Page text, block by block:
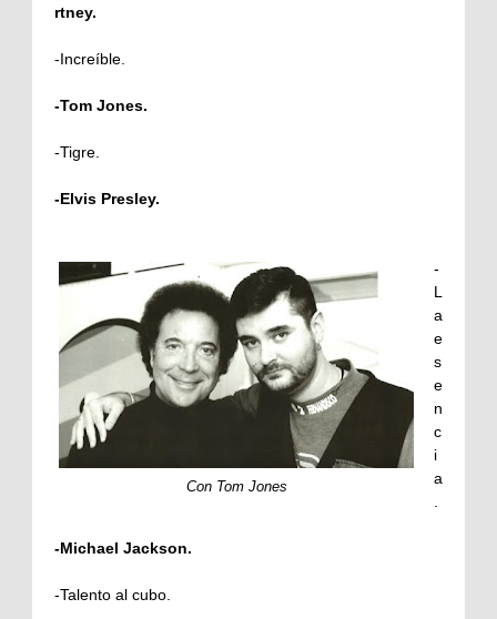
rtney.
-Increíble.
-Tom Jones.
-Tigre.
-Elvis Presley.
Con Tom Jones
-
L
a
e
s
e
n
c
i
a
.
-Michael Jackson.
-Talento al cubo.